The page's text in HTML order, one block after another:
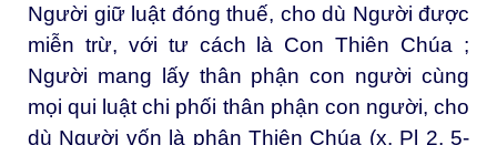
Người giữ luật đóng thuế, cho dù Người được
miễn trừ, với tư cách là Con Thiên Chúa ;
Người mang lấy thân phận con người cùng
mọi qui luật chi phối thân phận con người, cho
dù Người vốn là phận Thiên Chúa (x. Pl 2, 5-